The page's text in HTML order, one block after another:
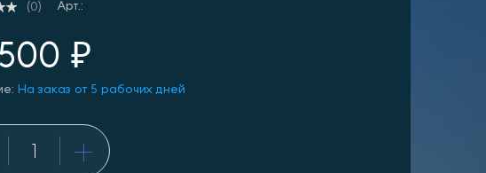
(0) Арт.:
500 ₽
На заказ от 5 рабочих дней